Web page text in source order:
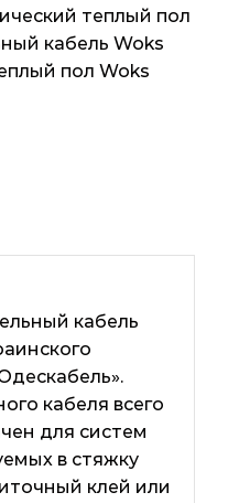
теплый пол
кабель Woks
пол Woks
кабель
кабеля всего
для систем
в стяжку
клей или